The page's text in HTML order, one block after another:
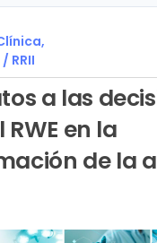
RRII
a las
en la
de la